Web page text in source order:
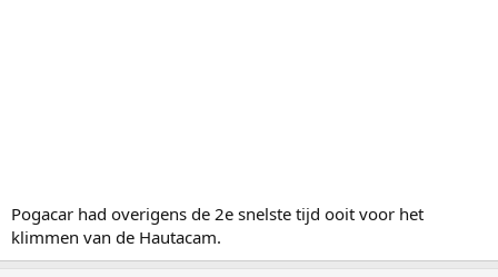
Pogacar had overigens de 2e snelste tijd ooit voor het
klimmen van de Hautacam.